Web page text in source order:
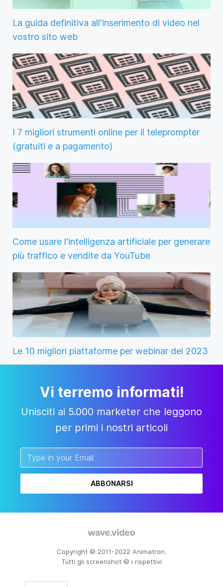
La guida definitiva all'inserimento di video nel
vostro sito web
I 7 migliori strumenti online per il teleprompter
(gratuiti e a pagamento)
Come usare l'intelligenza artificiale per generare
più traffico e vendite da YouTube
Le 10 migliori piattaforme per webinar del 2023
Vi terremo informati!
Unisciti ai 5.000 marketer che leggono
per primi i nostri articoli
ABBONARSI
Copyright © 2011-2022 Animatron.
Tutti gli screenshot © i rispettivi